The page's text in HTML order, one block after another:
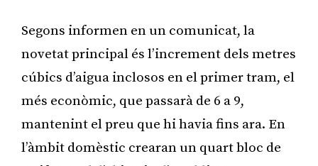
Segons informen en un comunicat, la
novetat principal és l’increment dels metres
cúbics d’aigua inclosos en el primer tram, el
més econòmic, que passarà de 6 a 9,
mantenint el preu que hi havia fins ara. En
l’àmbit domèstic crearan un quart bloc de